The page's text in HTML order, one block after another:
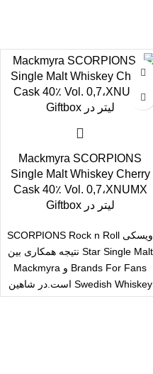
Mackmyra SCORPIONS
Single Malt Whiskey Cherry
Cask 40٪ Vol. 0,7،XNUMX
لیتر در Giftbox
ویسکی SCORPIONS Rock n Roll
Star Single Malt نتیجه همکاری بین
Brands For Fans و Mackmyra
Swedish Whiskey است.در شاهین